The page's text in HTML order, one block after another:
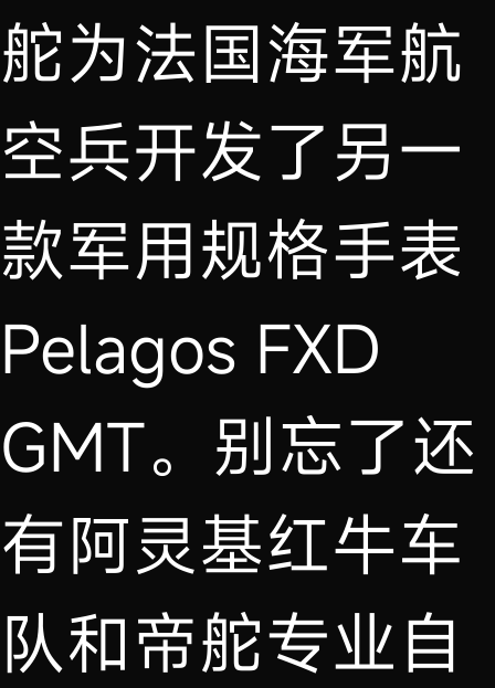
舵为法国海军航
空兵开发了另一
款军用规格手表
Pelagos FXD
GMT。别忘了还
有阿灵基红牛车
队和帝舵专业自